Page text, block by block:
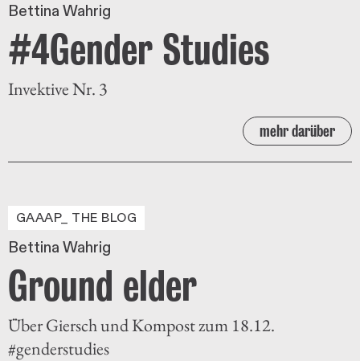
Bettina Wahrig
#4Gender Studies
Invektive Nr. 3
mehr darüber
GAAAP_ THE BLOG
Bettina Wahrig
Ground elder
Über Giersch und Kompost zum 18.12.
#genderstudies